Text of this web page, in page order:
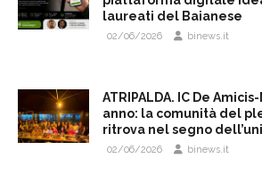
laureati del Baianese
02/06/2026 binews.it
ATRIPALDA. IC De
anno: la comunità del
ritrova nel segno
02/06/2026 binews.it